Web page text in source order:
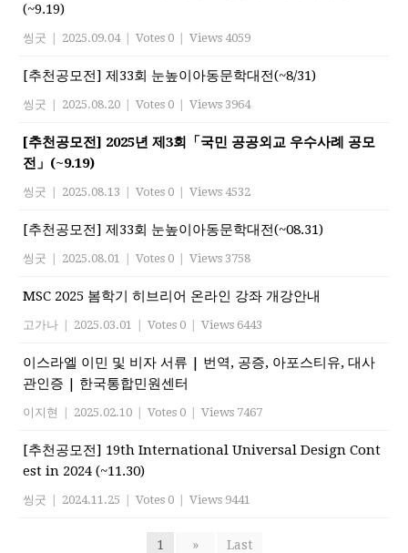
(~9.19)
씽굿 2025.09.04 Votes 0 Views 4059
[추천공모전] 제33회 눈높이아동문학대전(~8/31)
씽굿 2025.08.20 Votes 0 Views 3964
[추천공모전] 2025년 제3회「국민 공공외교 우수사례 공모
전」(~9.19)
씽굿 2025.08.13 Votes 0 Views 4532
[추천공모전] 제33회 눈높이아동문학대전(~08.31)
씽굿 2025.08.01 Votes 0 Views 3758
MSC 2025 봄학기 히브리어 온라인 강좌 개강안내
고가나 2025.03.01 Votes 0 Views 6443
이스라엘 이민 및 비자 서류 | 번역, 공증, 아포스티유, 대사
관인증 | 한국통합민원센터
이지현 2025.02.10 Votes 0 Views 7467
[추천공모전] 19th International Universal Design Cont
est in 2024 (~11.30)
씽굿 2024.11.25 Votes 0 Views 9441
1 » Last